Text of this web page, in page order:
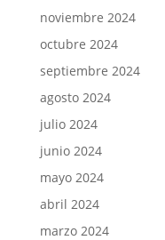
noviembre 2024
octubre 2024
septiembre 2024
agosto 2024
julio 2024
junio 2024
mayo 2024
abril 2024
marzo 2024